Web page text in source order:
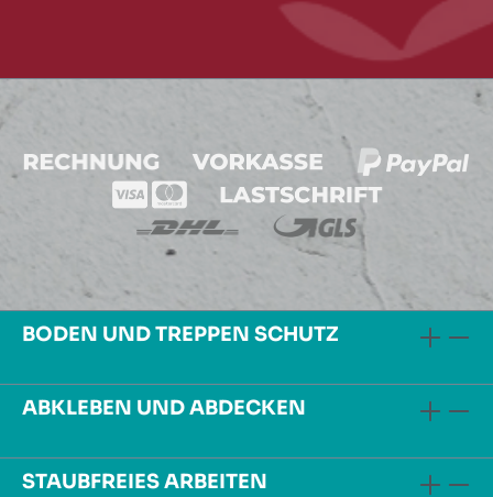
BODEN UND TREPPEN SCHUTZ
ABKLEBEN UND ABDECKEN
STAUBFREIES ARBEITEN